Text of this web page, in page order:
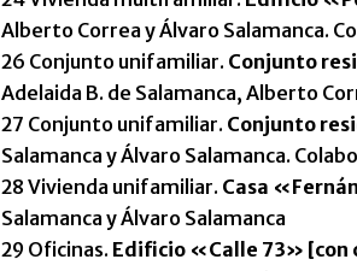
Alberto Correa y Álvaro Salamanca.
26 Conjunto unifamiliar. Conjunto
Adelaida B. de Salamanca, Alberto
27 Conjunto unifamiliar. Conjunto
Salamanca y Álvaro Salamanca.
28 Vivienda unifamiliar. Casa
Salamanca y Álvaro Salamanca
29 Oficinas. Edificio «Calle 73» [con